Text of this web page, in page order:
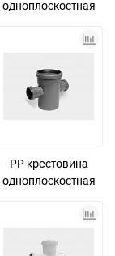
одноплоскостная
D50х50х50/90°
PP крестовина
одноплоскостная
D110х50х50/90°